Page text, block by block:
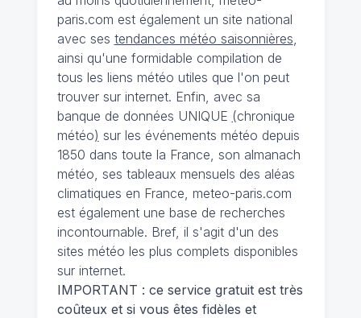
paris.com est également un site national
avec ses tendances météo saisonnières,
ainsi qu'une formidable compilation de
tous les liens météo utiles que l'on peut
trouver sur internet. Enfin, avec sa
banque de données UNIQUE (chronique
météo) sur les événements météo depuis
1850 dans toute la France, son almanach
météo, ses tableaux mensuels des aléas
climatiques en France, meteo-paris.com
est également une base de recherches
incontournable. Bref, il s'agit d'un des
sites météo les plus complets disponibles
sur internet.
IMPORTANT : ce service gratuit est très
coûteux et si vous êtes fidèles et